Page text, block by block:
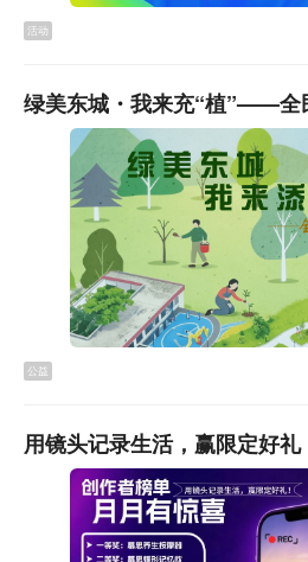
线下网点充值
邮政网点等合作代理网点办理充
通过东莞通微信公众号，依次点
政务终端自助充值 ：目前在轨道
自助充值机，一台位于东莞西站
城南站（与城际换乘处），市民
生卡、普通卡（非全国交通一卡
活动
绿美东城・我来充“植”——全
公益
用镜头记录生活，赢限定好礼